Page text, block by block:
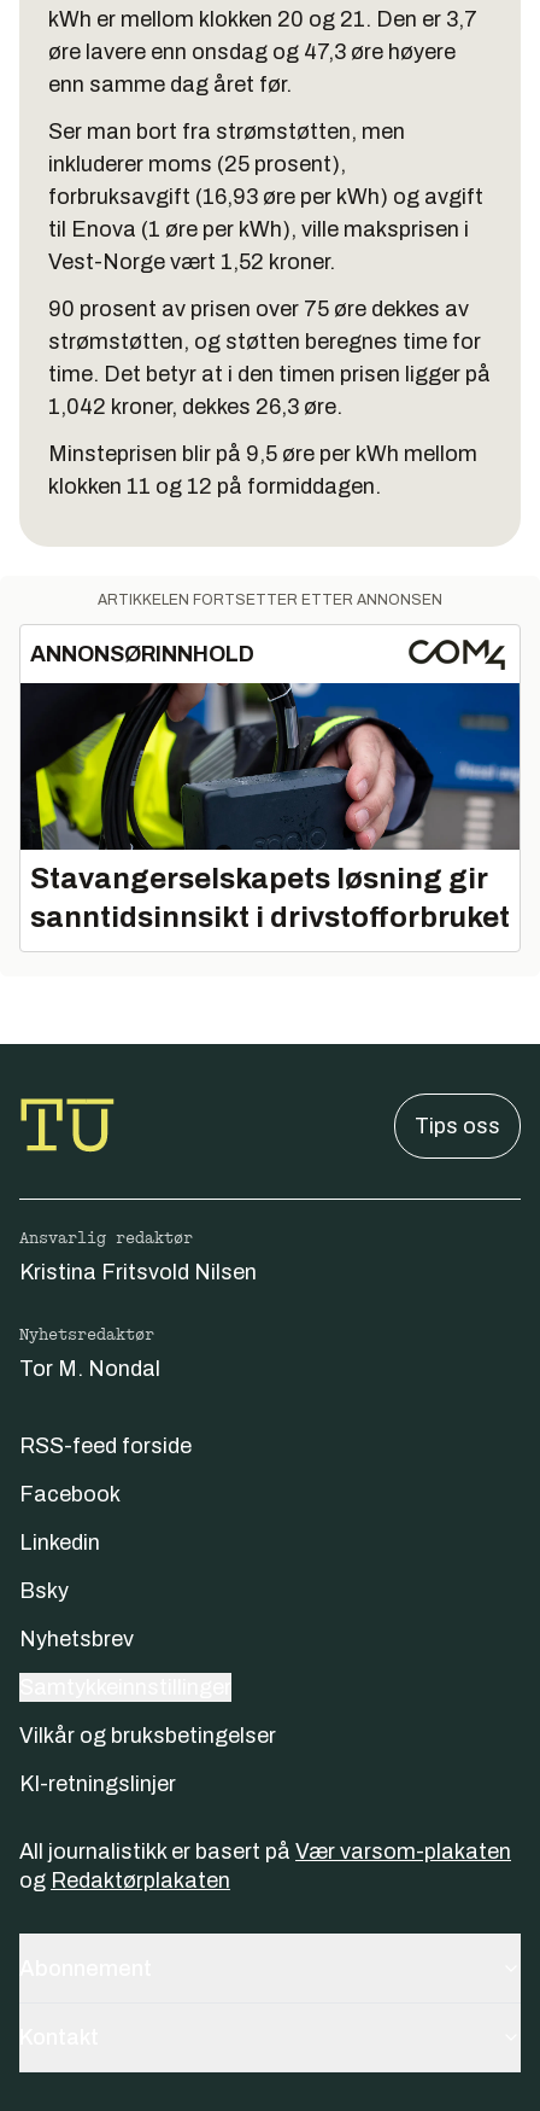
kWh er mellom klokken 20 og 21. Den er 3,7
øre lavere enn onsdag og 47,3 øre høyere
enn samme dag året før.
Ser man bort fra strømstøtten, men
inkluderer moms (25 prosent),
forbruksavgift (16,93 øre per kWh) og avgift
til Enova (1 øre per kWh), ville maksprisen i
Vest-Norge vært 1,52 kroner.
90 prosent av prisen over 75 øre dekkes av
strømstøtten, og støtten beregnes time for
time. Det betyr at i den timen prisen ligger på
1,042 kroner, dekkes 26,3 øre.
Minsteprisen blir på 9,5 øre per kWh mellom
klokken 11 og 12 på formiddagen.
ARTIKKELEN FORTSETTER ETTER ANNONSEN
ANNONSØRINNHOLD
Stavangerselskapets løsning gir
sanntidsinnsikt i drivstofforbruket
Tips oss
Ansvarlig redaktør
Kristina Fritsvold Nilsen
Nyhetsredaktør
Tor M. Nondal
RSS-feed forside
Facebook
Linkedin
Bsky
Nyhetsbrev
Vilkår og bruksbetingelser
KI-retningslinjer
All journalistikk er basert på Vær varsom-plakaten
og Redaktørplakaten